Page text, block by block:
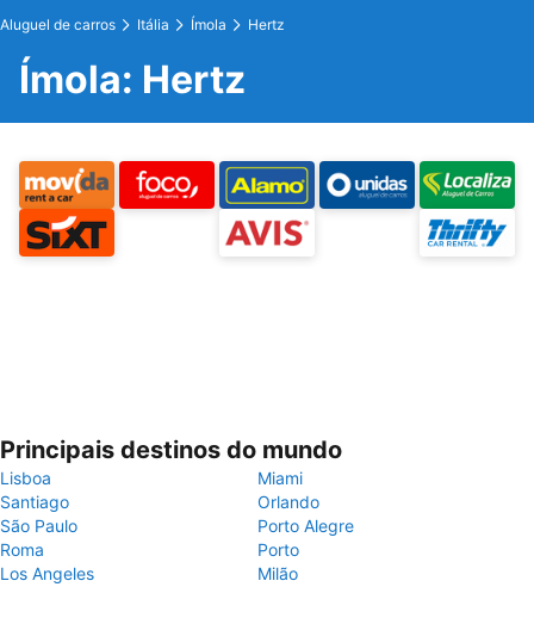
Aluguel de carros Itália Ímola Hertz
Ímola: Hertz
Principais destinos do mundo
Lisboa
Miami
Santiago
Orlando
São Paulo
Porto Alegre
Roma
Porto
Los Angeles
Milão